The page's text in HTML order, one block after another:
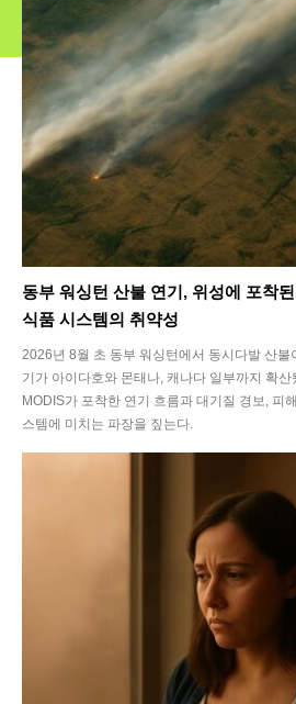
동부 워싱턴 산불 연기, 위성에 포착
식품 시스템의 취약성
2026년 8월 초 동부 워싱턴에서 동시다발 산불
기가 아이다호와 몬태나, 캐나다 일부까지 확산
MODIS가 포착한 연기 흐름과 대기질 경보, 피
스템에 미치는 파장을 짚는다.